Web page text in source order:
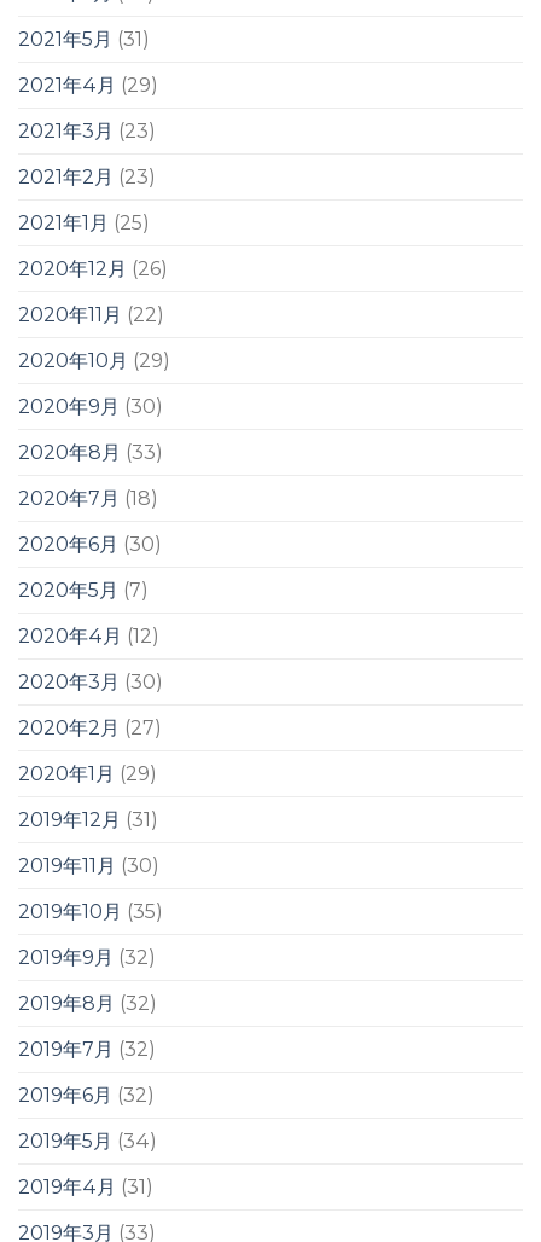
2021年5月 (31)
2021年4月 (29)
2021年3月 (23)
2021年2月 (23)
2021年1月 (25)
2020年12月 (26)
2020年11月 (22)
2020年10月 (29)
2020年9月 (30)
2020年8月 (33)
2020年7月 (18)
2020年6月 (30)
2020年5月 (7)
2020年4月 (12)
2020年3月 (30)
2020年2月 (27)
2020年1月 (29)
2019年12月 (31)
2019年11月 (30)
2019年10月 (35)
2019年9月 (32)
2019年8月 (32)
2019年7月 (32)
2019年6月 (32)
2019年5月 (34)
2019年4月 (31)
2019年3月 (33)